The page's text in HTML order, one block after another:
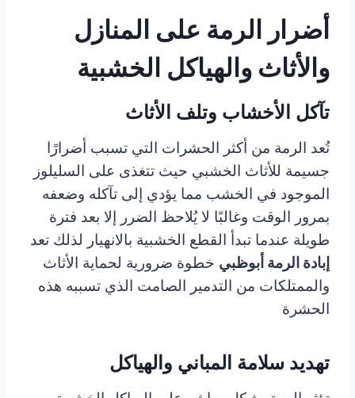
أضرار الرمة على المنازل
والأثاث والهياكل الخشبية
تآكل الأخشاب وتلف الأثاث
تُعد الرمة من أكثر الحشرات التي تسبب أضرارًا
جسيمة للأثاث الخشبي حيث تتغذى على السليلوز
الموجود في الخشب مما يؤدي إلى تآكله وضعفه
بمرور الوقت وغالبًا لا يُلاحظ الضرر إلا بعد فترة
طويلة عندما تبدأ القطع الخشبية بالانهيار لذلك تعد
إبادة الرمة أبوظبي خطوة ضرورية لحماية الأثاث
والممتلكات من التدمير الصامت الذي تسببه هذه
الحشرة
تهديد سلامة المباني والهياكل